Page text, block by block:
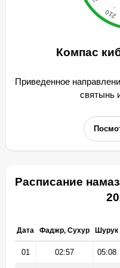
Компас
Приведенное
святынь
Расписание
Дата Фаджр, Сухур Шурук
01 02:57 05:08